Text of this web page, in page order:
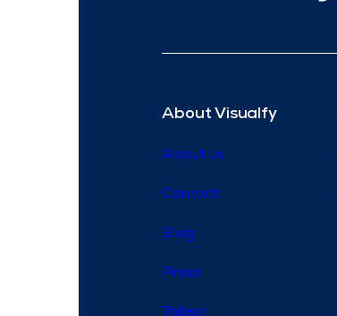
About Visualfy
About us
Contact
Blog
Press